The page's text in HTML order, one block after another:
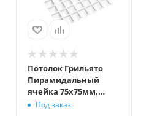
Потолок Грильято
Пирамидальный
ячейка 75х75мм,
белый матовый,
Под заказ